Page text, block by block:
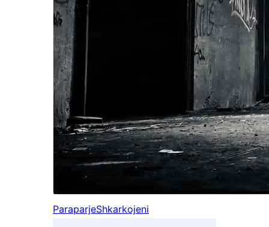
ParaparjeShkarkojeni